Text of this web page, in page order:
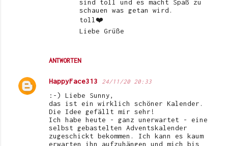
ANTWORTEN
sind toll und es macht Spaß zu
schauen was getan wird.
toll❤️
Liebe Grüße
HappyFace313 24/11/20 20:33
:-) Liebe Sunny,
das ist ein wirklich schöner Kalender.
Die Idee gefällt mir sehr!
Ich habe heute - ganz unerwartet - eine
selbst gebastelten Adventskalender
zugeschickt bekommen. Ich kann es kaum
erwarten ihn aufzuhängen und mich bis